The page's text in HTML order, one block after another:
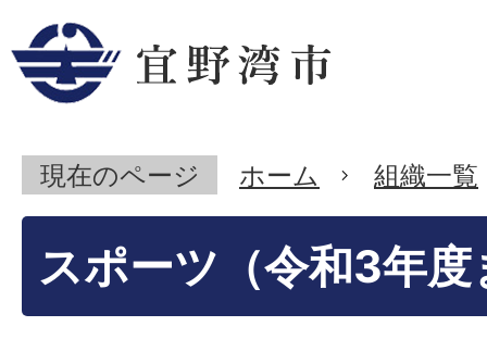
現在のページ ホーム 組織一覧
スポーツ（令和3年度